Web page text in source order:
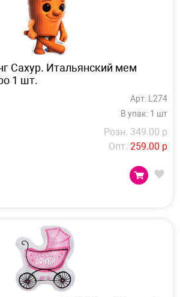
Сахур. Итальянский мем
1 шт.
Арт: L274
В упак: 1 шт
Розн. 349.00 р
Опт. 259.00 р